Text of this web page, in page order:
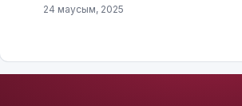
24 маусым, 2025